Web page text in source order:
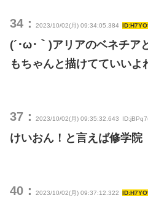
34： 2023/10/02(月) 09:34:05.384
(´･ω･｀)アリアのベネチア
もちゃんと描けてていいよ
37： 2023/10/02(月) 09:35:32.643
けいおん！と言えば修学院
40： 2023/10/02(月) 09:37:12.322